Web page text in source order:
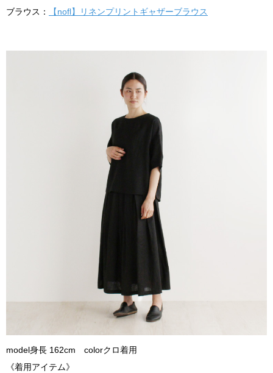
ブラウス：
【nofl】リネンプリントギャザーブラウス
model身長 162cm colorクロ着用
《着用アイテム》